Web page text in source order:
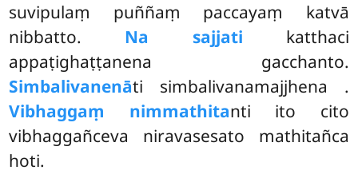
suvipulaṃ puññaṃ paccayaṃ katvā
nibbatto. Na sajjati katthaci
appaṭighaṭṭanena gacchanto.
Simbalivanenāti simbalivanamajjhena .
Vibhaggaṃ nimmathitanti ito cito
vibhaggañceva niravasesato mathitañca
hoti.